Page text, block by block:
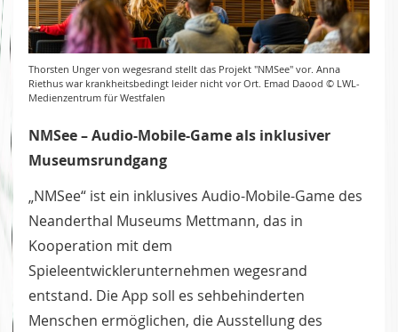
Thorsten Unger von wegesrand stellt das Projekt "NMSee" vor. Anna
Riethus war krankheitsbedingt leider nicht vor Ort. Emad Daood © LWL-
Medienzentrum für Westfalen
NMSee – Audio-Mobile-Game als inklusiver
Museumsrundgang
„NMSee“ ist ein inklusives Audio-Mobile-Game des
Neanderthal Museums Mettmann, das in
Kooperation mit dem
Spieleentwicklerunternehmen wegesrand
entstand. Die App soll es sehbehinderten
Menschen ermöglichen, die Ausstellung des